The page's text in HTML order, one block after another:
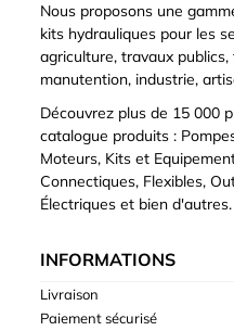
Nous proposons une
kits hydrauliques pour les
agriculture, travaux
manutention, industrie,
Découvrez plus de 15 000
catalogue produits :
Moteurs, Kits et
Connectiques, Flexibles,
Électriques et bien d'autres.
INFORMATIONS
Livraison
Paiement sécurisé